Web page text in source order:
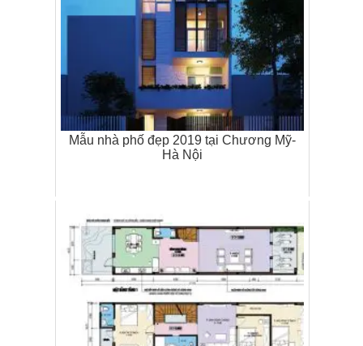
Mẫu nhà phố đẹp 2019 tại Chương Mỹ-
Hà Nội